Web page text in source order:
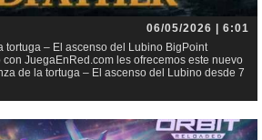
06/05/2026 | 6:01
tortuga – El ascenso del Lubino BigPoint
JuegaEnRed.com les ofrecemos este nuevo
de la tortuga – El ascenso del Lubino desde 7